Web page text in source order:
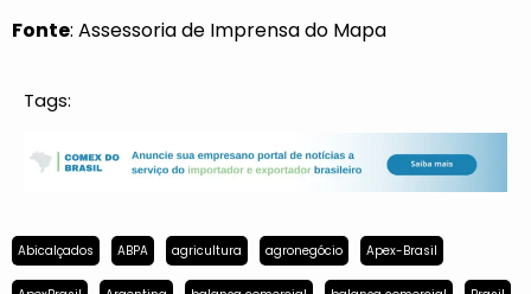
Fonte: Assessoria de Imprensa do Mapa
Tags:
Abicalçados ABPA agricultura agronegócio Apex-Brasil